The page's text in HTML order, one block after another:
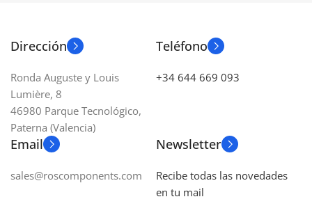
Dirección
Ronda Auguste y Louis
Lumière, 8
46980 Parque Tecnológico,
Paterna (Valencia)
Teléfono
+34 644 669 093
Email
sales@roscomponents.com
Newsletter
Recibe todas las novedades
en tu mail